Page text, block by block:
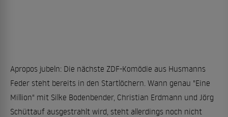
Apropos jubeln: Die nächste ZDF-Komödie aus Husmanns
Feder steht bereits in den Startlöchern. Wann genau "Eine
Million" mit Silke Bodenbender, Christian Erdmann und Jörg
Schüttauf ausgestrahlt wird, steht allerdings noch nicht